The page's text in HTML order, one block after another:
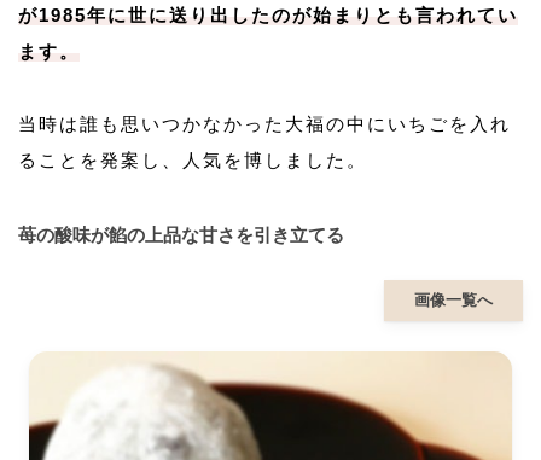
が1985年に世に送り出したのが始まりとも言われてい
ます。
当時は誰も思いつかなかった大福の中にいちごを入れ
ることを発案し、人気を博しました。
苺の酸味が餡の上品な甘さを引き立てる
画像一覧へ